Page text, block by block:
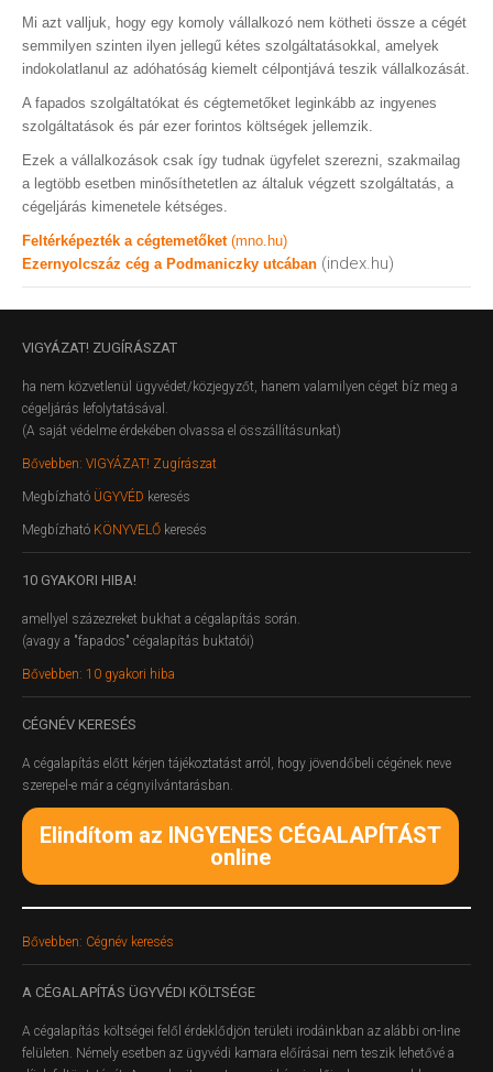
Mi azt valljuk, hogy egy komoly vállalkozó nem kötheti össze a cégét
semmilyen szinten ilyen jellegű kétes szolgáltatásokkal, amelyek
indokolatlanul az adóhatóság kiemelt célpontjává teszik vállalkozását.
A fapados szolgáltatókat és cégtemetőket leginkább az ingyenes
szolgáltatások és pár ezer forintos költségek jellemzik.
Ezek a vállalkozások csak így tudnak ügyfelet szerezni, szakmailag
a legtöbb esetben minősíthetetlen az általuk végzett szolgáltatás, a
cégeljárás kimenetele kétséges.
Feltérképezték a cégtemetőket (mno.hu)
Ezernyolcszáz cég a Podmaniczky utcában (index.hu)
VIGYÁZAT! ZUGÍRÁSZAT
ha nem közvetlenül ügyvédet/közjegyzőt, hanem valamilyen céget bíz meg a
cégeljárás lefolytatásával.
(A saját védelme érdekében olvassa el összállításunkat)
Bővebben: VIGYÁZAT! Zugírászat
Megbízható ÜGYVÉD keresés
Megbízható KÖNYVELŐ keresés
10 GYAKORI HIBA!
amellyel százezreket bukhat a cégalapítás során.
(avagy a "fapados" cégalapítás buktatói)
Bővebben: 10 gyakori hiba
CÉGNÉV KERESÉS
A cégalapítás előtt kérjen tájékoztatást arról, hogy jövendőbeli cégének neve
szerepel-e már a cégnyilvántarásban.
Elindítom az INGYENES CÉGALAPÍTÁST
online
Bővebben: Cégnév keresés
A CÉGALAPÍTÁS ÜGYVÉDI KÖLTSÉGE
A cégalapítás költségei felől érdeklődjön területi irodáinkban az alábbi on-line
felületen. Némely esetben az ügyvédi kamara előírásai nem teszik lehetővé a